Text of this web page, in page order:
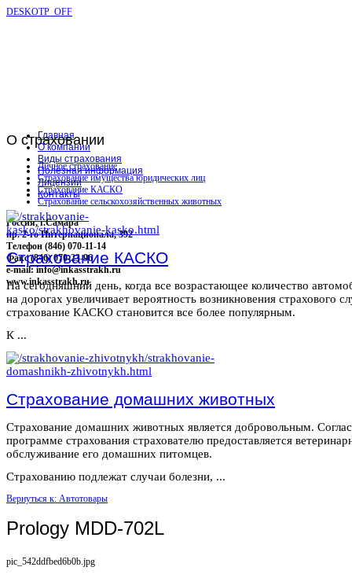
DESKOTP_OFF
О страховании
Личное страхование
Страхование имущества юридических лиц
Страхование КАСКО
Страхование сельскохозяйственных животных
Россия, г.Самара
пр. 2-го Интернационала, 392
Телефон (846) 070-11-14
Факс (846) 070-23-96
e-mail: info@inkasstrakh.ru
www.inkasstrakh.ru
Главная
О компании
Виды страхования
Полезная информация
Лицензии
Контакты
Страхование КАСКО
На сегодняшний день, когда все возрастающее количество
на дорогах увеличивает вероятность возникновения страхового
страхование КАСКО становится все более популярным.
К ...
Страхование домашних животных
Страхование домашних животных является добровольным.
программе страхования страхователю предоставляется
обслуживание его домашних питомцев.
Страхованию подлежат случаи болезни, ...
Вернуться к: Автотовары
Prology MDD-702L
pic_542ddfbed6b0b.jpg